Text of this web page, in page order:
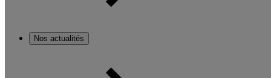
Nos actualités